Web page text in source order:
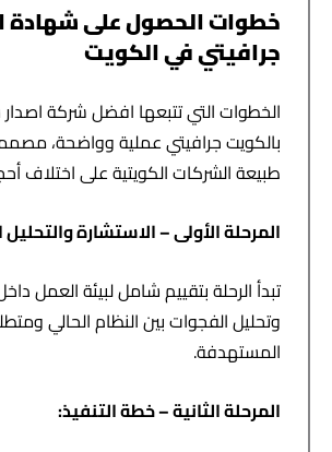
خطوات الحصول على شهادة
جرافيتي في الكويت
الخطوات التي تتبعها افضل شركة
بالكويت جرافيتي عملية وواضحة،
طبيعة الشركات الكويتية على اختلاف
المرحلة الأولى – الاستشارة
تبدأ الرحلة بتقييم شامل لبيئة العمل
وتحليل الفجوات بين النظام الحالي
المستهدفة.
المرحلة الثانية – خطة التنفيذ: